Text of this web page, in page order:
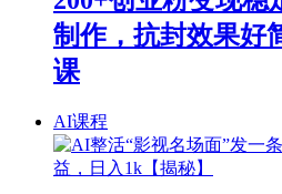
制作，抗封效果好
课
AI课程